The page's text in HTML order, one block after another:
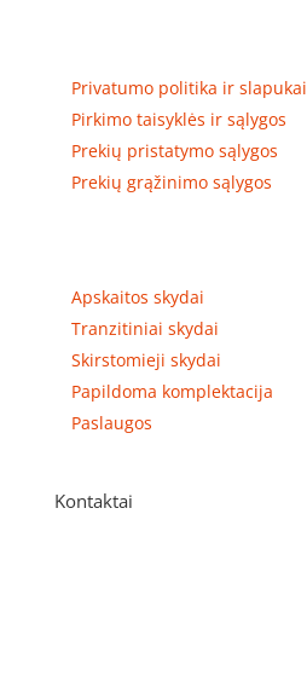
Privatumo politika ir slapukai
Pirkimo taisyklės ir sąlygos
Prekių pristatymo sąlygos
Prekių grąžinimo sąlygos
Apskaitos skydai
Tranzitiniai skydai
Skirstomieji skydai
Papildoma komplektacija
Paslaugos
Kontaktai